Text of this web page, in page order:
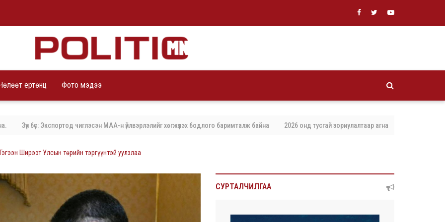
ертөнц Фото мэдээ
бүс: Экспортод чиглэсэн МАА-н үйлвэрлэлийг хөгжүүлэх бодлого баримталж байна 2026 онд тусгай зориулалтаар агнах, барих амьтны тоо
Ширээт Улсын төрийн тэргүүнтэй уулзлаа
СУРТАЛЧИЛГАА